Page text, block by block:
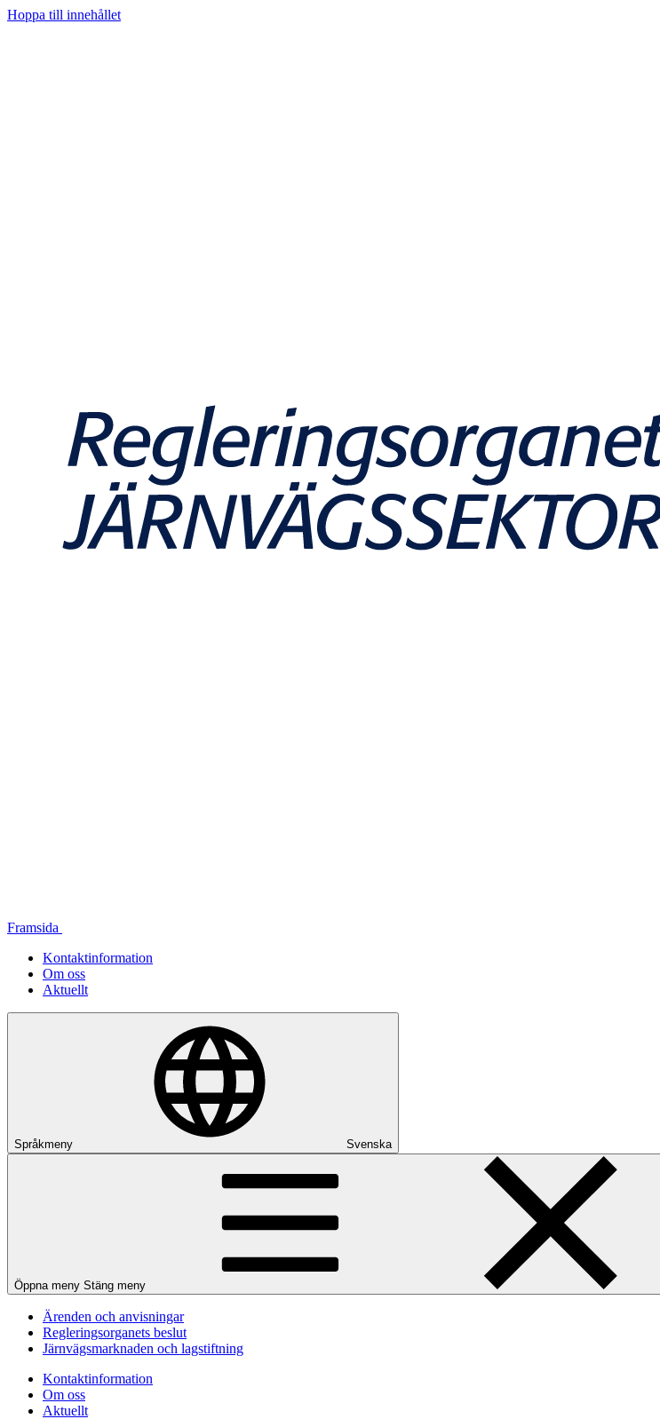
Hoppa till innehållet
Framsida
Kontaktinformation
Om oss
Aktuellt
Språkmeny Svenska
Öppna meny Stäng meny
Ärenden och anvisningar
Regleringsorganets beslut
Järnvägsmarknaden och lagstiftning
Kontaktinformation
Om oss
Aktuellt